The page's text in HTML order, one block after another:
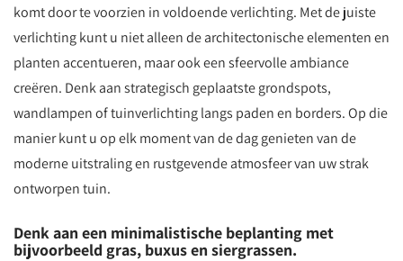
komt door te voorzien in voldoende verlichting. Met de juiste
verlichting kunt u niet alleen de architectonische elementen en
planten accentueren, maar ook een sfeervolle ambiance
creëren. Denk aan strategisch geplaatste grondspots,
wandlampen of tuinverlichting langs paden en borders. Op die
manier kunt u op elk moment van de dag genieten van de
moderne uitstraling en rustgevende atmosfeer van uw strak
ontworpen tuin.
Denk aan een minimalistische beplanting met
bijvoorbeeld gras, buxus en siergrassen.